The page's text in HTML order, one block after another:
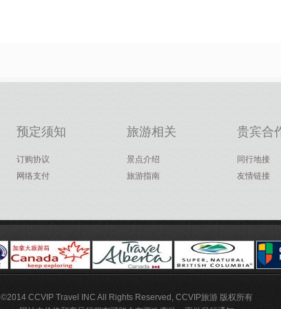
预定须知
订购协议
网络支付
旅游相关
景点介绍
旅游指南
贵宾合
同行地接
友情链接
©2014 CCVIP Travel INC All Rights Reserved, CCVIP旅游 版权所有